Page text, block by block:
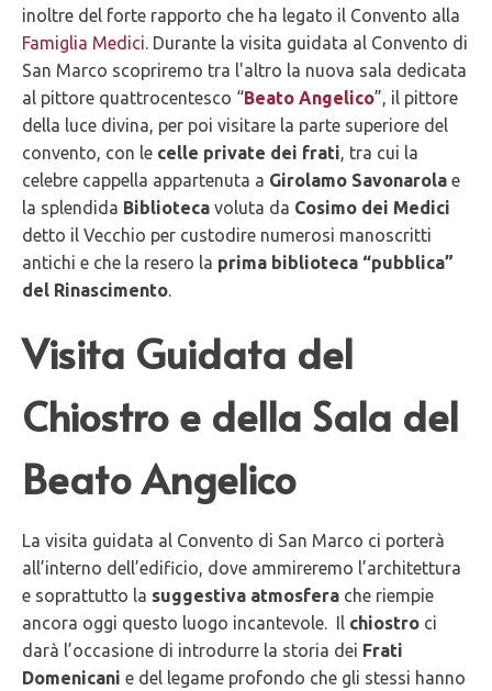
inoltre del forte rapporto che ha legato il Convento alla
Famiglia Medici. Durante la visita guidata al Convento di
San Marco scopriremo tra l'altro la nuova sala dedicata
al pittore quattrocentesco “Beato Angelico”, il pittore
della luce divina, per poi visitare la parte superiore del
convento, con le celle private dei frati, tra cui la
celebre cappella appartenuta a Girolamo Savonarola e
la splendida Biblioteca voluta da Cosimo dei Medici
detto il Vecchio per custodire numerosi manoscritti
antichi e che la resero la prima biblioteca “pubblica”
del Rinascimento.
Visita Guidata del
Chiostro e della Sala del
Beato Angelico
La visita guidata al Convento di San Marco ci porterà
all’interno dell’edificio, dove ammireremo l’architettura
e soprattutto la suggestiva atmosfera che riempie
ancora oggi questo luogo incantevole. Il chiostro ci
darà l’occasione di introdurre la storia dei Frati
Domenicani e del legame profondo che gli stessi hanno